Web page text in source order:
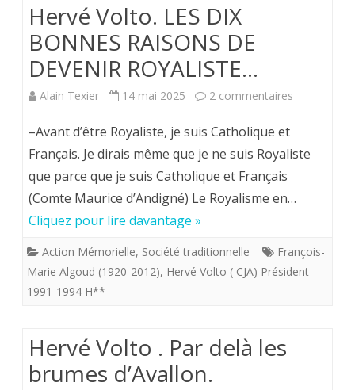
Hervé Volto. LES DIX
BONNES RAISONS DE
DEVENIR ROYALISTE…
Alain Texier 14 mai 2025 2 commentaires
Volto.
DIX
RAISONS
–Avant d’être Royaliste, je suis Catholique et
Français. Je dirais même que je ne suis Royaliste
que parce que je suis Catholique et Français
(Comte Maurice d’Andigné) Le Royalisme en…
Cliquez pour lire davantage »
Action Mémorielle, Société traditionnelle
François-
Marie Algoud (1920-2012), Hervé Volto ( CJA) Président
1991-1994 H**
Hervé Volto . Par delà les
brumes d’Avallon.